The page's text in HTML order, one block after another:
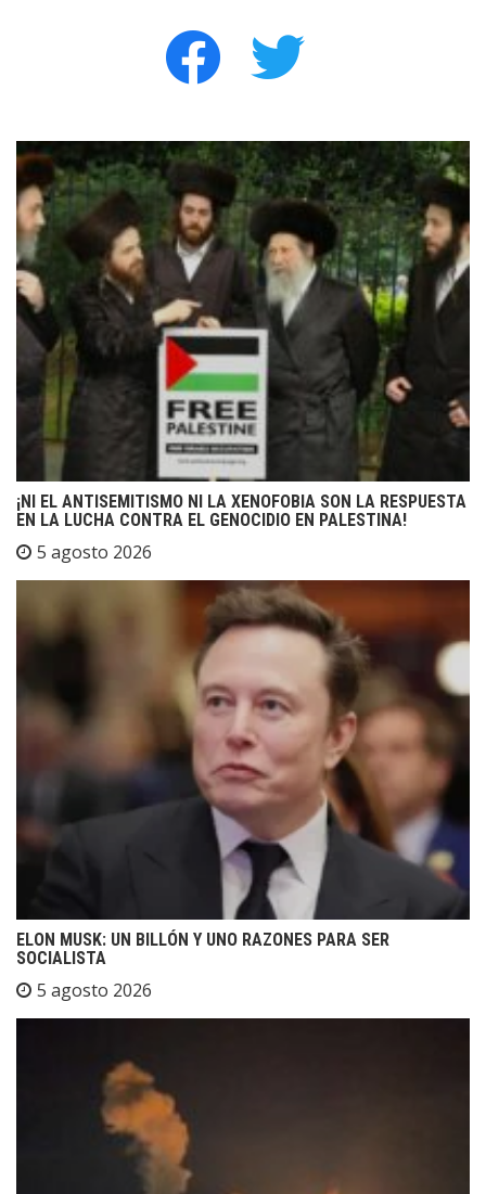
facebook twitter
¡NI EL ANTISEMITISMO NI LA XENOFOBIA SON LA RESPUESTA
EN LA LUCHA CONTRA EL GENOCIDIO EN PALESTINA!
5 agosto 2026
ELON MUSK: UN BILLÓN Y UNO RAZONES PARA SER
SOCIALISTA
5 agosto 2026